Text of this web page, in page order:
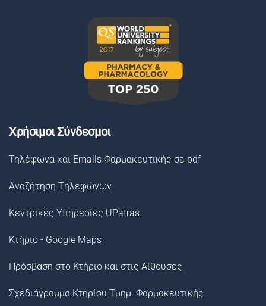
Χρήσιμοι Σύνδεσμοι
Τηλέφωνα και Emails Φαρμακευτικής σε pdf
Αναζήτηση Tηλεφώνων
Κεντρικές Υπηρεσίες UPatras
Κτήριο - Google Maps
Πρόσβαση στο Κτήριο και στις Αίθουσες
Σχεδιάγραμμα Κτηρίου Τμημ. Φαρμακευτικής